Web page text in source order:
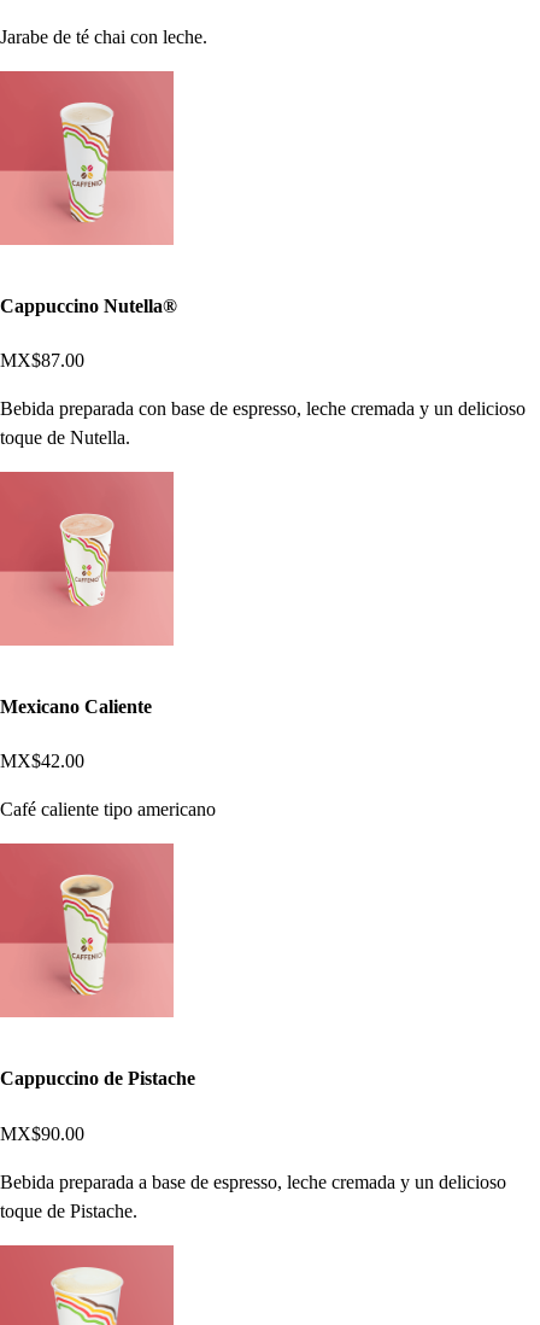
Jarabe de té chai con leche.
Cappuccino Nutella®
MX$87.00
Bebida preparada con base de espresso, leche cremada y un delicioso
toque de Nutella.
Mexicano Caliente
MX$42.00
Café caliente tipo americano
Cappuccino de Pistache
MX$90.00
Bebida preparada a base de espresso, leche cremada y un delicioso
toque de Pistache.